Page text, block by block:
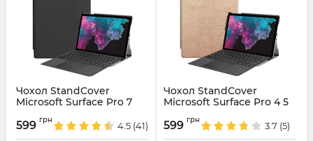
Чохол StandCover
Microsoft Surface Pro 7
Артикул: 4267
599 грн
4.5 (41)
Чохол StandCover
Microsoft Surface Pro 4 5
Артикул: 6698
599 грн
3.7 (5)